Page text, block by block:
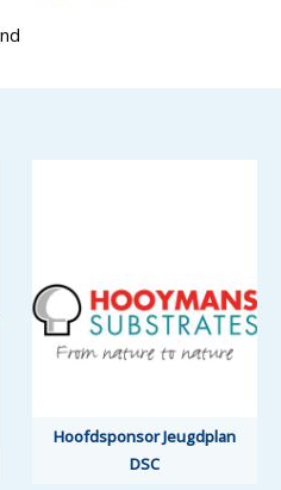
Hoofdsponsor Jeugdplan
DSC